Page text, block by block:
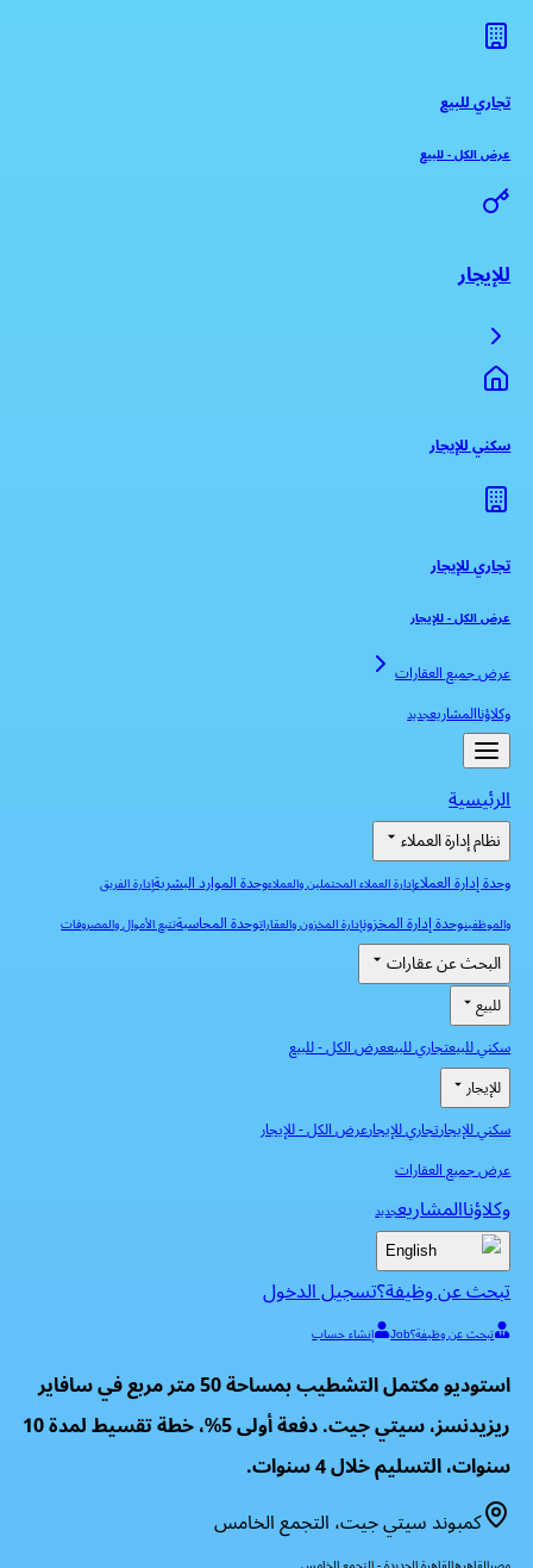
تجاري للبيع
عرض الكل-للبيع
للإيجار
سكني للإيجار
تجاري للإيجار
عرض الكل-للإيجار
عرض جميع العقارات
وكلاؤناالمشاريعجديد
الرئيسية
نظام إدارة العملاء
وحدة إدارة العملاءإدارة العملاء المحتملين والعملاءوحدة الموارد البشريةإدارة الفريق
والموظفينوحدة إدارة المخزونإدارة المخزون والعقاراتوحدة المحاسبةتتبع الأموال والمصروفات
البحث عن عقارات
للبيع
سكني للبيعتجاري للبيععرض الكل-للبيع
للإيجار
سكني للإيجارتجاري للإيجارعرض الكل-للإيجار
عرض جميع العقارات
وكلاؤناالمشاريعجديد
English
تبحث عن وظيفة؟تسجيل الدخول
تبحث عن وظيفة؟Job إنشاء حساب
استوديو مكتمل التشطيب بمساحة 50 متر مربع في سافاير
ريزيدنسز، سيتي جيت. دفعة أولى 5%، خطة تقسيط لمدة 10
سنوات، التسليم خلال 4 سنوات.
كمبوند سيتي جيت، التجمع الخامس